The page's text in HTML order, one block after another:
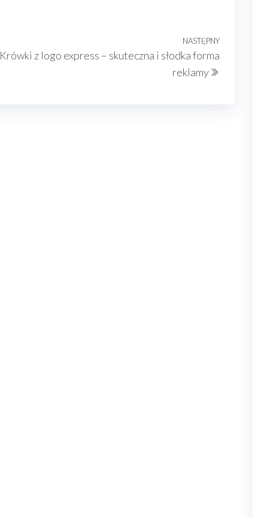
Następny
NASTĘPNY
Krówki z logo express – skuteczna i słodka forma
reklamy